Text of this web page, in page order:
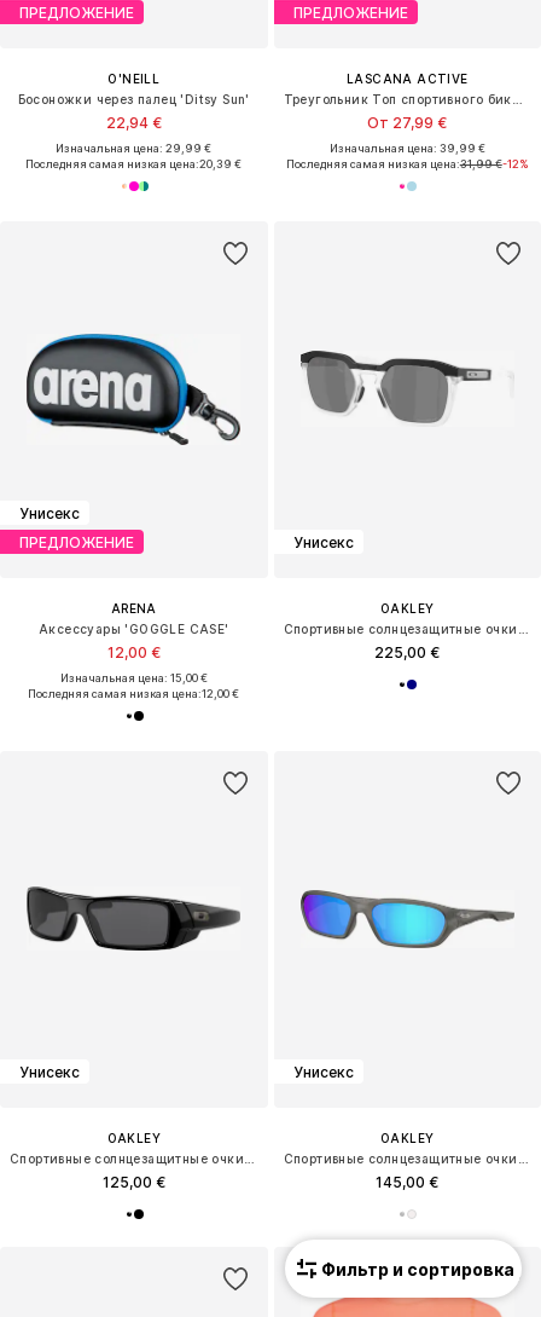
ПРЕДЛОЖЕНИЕ
O'NEILL
Босоножки через палец 'Ditsy Sun'
22,94 €
Изначальная цена: 29,99 €
Последняя самая низкая цена:20,39 €
ПРЕДЛОЖЕНИЕ
LASCANA ACTIVE
От 27,99 €
Изначальная цена: 39,99 €
Последняя самая низкая цена:31,99 €-12%
Унисекс
ПРЕДЛОЖЕНИЕ
ARENA
Аксессуары 'GOGGLE CASE'
12,00 €
Изначальная цена: 15,00 €
Последняя самая низкая цена:12,00 €
Унисекс
OAKLEY
225,00 €
Унисекс
OAKLEY
125,00 €
Унисекс
OAKLEY
145,00 €
Фильтр и сортировка